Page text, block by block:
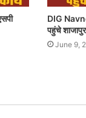
DIG
पहुंचे
June 9,